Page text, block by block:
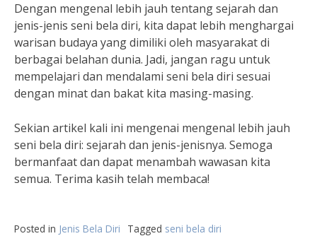
Dengan mengenal lebih jauh tentang sejarah dan
jenis-jenis seni bela diri, kita dapat lebih menghargai
warisan budaya yang dimiliki oleh masyarakat di
berbagai belahan dunia. Jadi, jangan ragu untuk
mempelajari dan mendalami seni bela diri sesuai
dengan minat dan bakat kita masing-masing.
Sekian artikel kali ini mengenai mengenal lebih jauh
seni bela diri: sejarah dan jenis-jenisnya. Semoga
bermanfaat dan dapat menambah wawasan kita
semua. Terima kasih telah membaca!
Posted in Jenis Bela Diri Tagged seni bela diri